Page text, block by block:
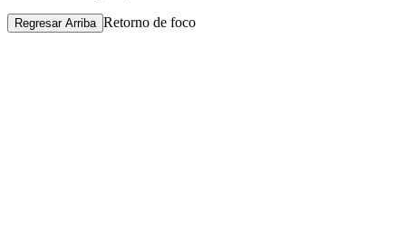
Regresar Arriba Retorno de foco